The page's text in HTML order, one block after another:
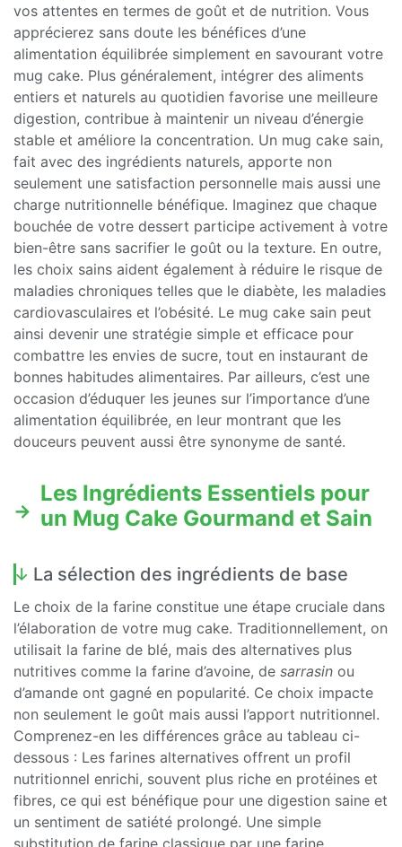
vos attentes en termes de goût et de nutrition. Vous
apprécierez sans doute les bénéfices d’une
alimentation équilibrée simplement en savourant votre
mug cake. Plus généralement, intégrer des aliments
entiers et naturels au quotidien favorise une meilleure
digestion, contribue à maintenir un niveau d’énergie
stable et améliore la concentration. Un mug cake sain,
fait avec des ingrédients naturels, apporte non
seulement une satisfaction personnelle mais aussi une
charge nutritionnelle bénéfique. Imaginez que chaque
bouchée de votre dessert participe activement à votre
bien-être sans sacrifier le goût ou la texture. En outre,
les choix sains aident également à réduire le risque de
maladies chroniques telles que le diabète, les maladies
cardiovasculaires et l’obésité. Le mug cake sain peut
ainsi devenir une stratégie simple et efficace pour
combattre les envies de sucre, tout en instaurant de
bonnes habitudes alimentaires. Par ailleurs, c’est une
occasion d’éduquer les jeunes sur l’importance d’une
alimentation équilibrée, en leur montrant que les
douceurs peuvent aussi être synonyme de santé.
Les Ingrédients Essentiels pour
un Mug Cake Gourmand et Sain
La sélection des ingrédients de base
Le choix de la farine constitue une étape cruciale dans
l’élaboration de votre mug cake. Traditionnellement, on
utilisait la farine de blé, mais des alternatives plus
nutritives comme la farine d’avoine, de sarrasin ou
d’amande ont gagné en popularité. Ce choix impacte
non seulement le goût mais aussi l’apport nutritionnel.
Comprenez-en les différences grâce au tableau ci-
dessous : Les farines alternatives offrent un profil
nutritionnel enrichi, souvent plus riche en protéines et
fibres, ce qui est bénéfique pour une digestion saine et
un sentiment de satiété prolongé. Une simple